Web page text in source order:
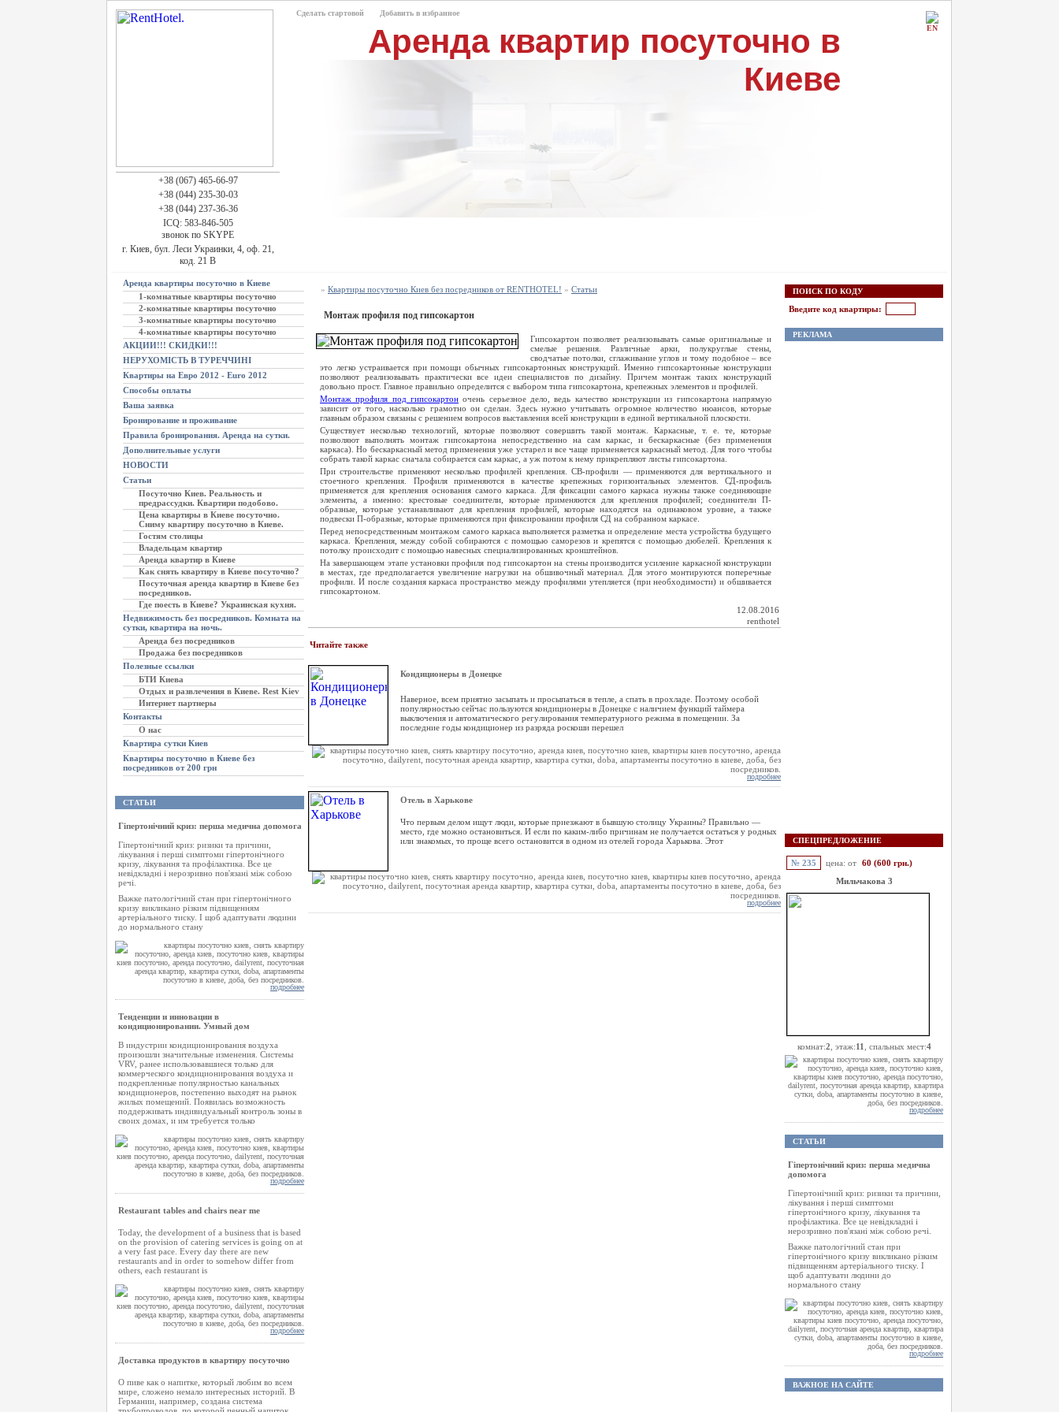
+38 (067) 465-66-97
+38 (044) 235-30-03
+38 (044) 237-36-36
ICQ: 583-846-505
звонок по SKYPE
г. Киев, бул. Леси Украинки, 4, оф. 21,
код. 21 В
Сделать стартовой Добавить в избранное
Аренда квартир посуточно в
Киеве
EN
Аренда квартиры посуточно в Киеве
1-комнатные квартиры посуточно
2-комнатные квартиры посуточно
3-комнатные квартиры посуточно
4-комнатные квартиры посуточно
АКЦИИ!!! СКИДКИ!!!
НЕРУХОМІСТЬ В ТУРЕЧЧИНІ
Квартиры на Евро 2012 - Euro 2012
Способы оплаты
Ваша заявка
Бронирование и проживание
Правила бронирования. Аренда на сутки.
Дополнительные услуги
НОВОСТИ
Статьи
Посуточно Киев. Реальность и
предрассудки. Квартири подобово.
Цена квартиры в Киеве посуточно.
Сниму квартиру посуточно в Киеве.
Гостям столицы
Владельцам квартир
Аренда квартир в Киеве
Как снять квартиру в Киеве посуточно?
Посуточная аренда квартир в Киеве без
посредников.
Где поесть в Киеве? Украинская кухня.
Недвижимость без посредников. Комната на
сутки, квартира на ночь.
Аренда без посредников
Продажа без посредников
Полезные ссылки
БТИ Киева
Отдых и развлечения в Киеве. Rest Kiev
Интернет партнеры
Контакты
О нас
Квартира сутки Киев
Квартиры посуточно в Киеве без
посредников от 200 грн
СТАТЬИ
Гіпертонічний криз: перша медична допомога
Гіпертонічний криз: ризики та причини,
лікування і перші симптоми гіпертонічного
кризу, лікування та профілактика. Все це
невідкладні і нерозривно пов'язані між собою
речі.
Важке патологічний стан при гіпертонічного
кризу викликано різким підвищенням
артеріального тиску. І щоб адаптувати людини
до нормального стану
подробнее
Тенденции и инновации в
кондиционировании. Умный дом
В индустрии кондиционирования воздуха
произошли значительные изменения. Системы
VRV, ранее использовавшиеся только для
коммерческого кондиционирования воздуха и
подкрепленные популярностью канальных
кондиционеров, постепенно выходят на рынок
жилых помещений. Появилась возможность
поддерживать индивидуальный контроль зоны в
своих домах, и им требуется только
подробнее
Restaurant tables and chairs near me
Today, the development of a business that is based
on the provision of catering services is going on at
a very fast pace. Every day there are new
restaurants and in order to somehow differ from
others, each restaurant is
подробнее
Доставка продуктов в квартиру посуточно
О пиве как о напитке, который любим во всем
мире, сложено немало интересных историй. В
Германии, например, создана система
» Квартиры посуточно Киев без посредников от RENTHOTEL! » Статьи
Монтаж профиля под гипсокартон
Гипсокартон позволяет реализовывать самые оригинальные и
смелые решения. Различные арки, полукруглые стены,
сводчатые потолки, сглаживание углов и тому подобное – все
это легко устраивается при помощи обычных гипсокартонных конструкций. Именно гипсокартонные конструкции
позволяют реализовывать практически все идеи специалистов по дизайну. Причем монтаж таких конструкций
довольно прост. Главное правильно определится с выбором типа гипсокартона, крепежных элементов и профилей.
Монтаж профиля под гипсокартон очень серьезное дело, ведь качество конструкции из гипсокартона напрямую
зависит от того, насколько грамотно он сделан. Здесь нужно учитывать огромное количество нюансов, которые
главным образом связаны с решением вопросов выставления всей конструкции в единой вертикальной плоскости.
Существует несколько технологий, которые позволяют совершить такой монтаж. Каркасные, т. е. те, которые
позволяют выполнять монтаж гипсокартона непосредственно на сам каркас, и бескаркасные (без применения
каркаса). Но бескаркасный метод применения уже устарел и все чаще применяется каркасный метод. Для того чтобы
собрать такой каркас сначала собирается сам каркас, а уж потом к нему прикрепляют листы гипсокартона.
При строительстве применяют несколько профилей крепления. СВ-профили — применяются для вертикального и
стоечного крепления. Профиля применяются в качестве крепежных горизонтальных элементов. СД-профиль
применяется для крепления основания самого каркаса. Для фиксации самого каркаса нужны также соединяющие
элементы, а именно: крестовые соединители, которые применяются для крепления профилей; соединители П-
образные, которые устанавливают для крепления профилей, которые находятся на одинаковом уровне, а также
подвески П-образные, которые применяются при фиксировании профиля СД на собранном каркасе.
Перед непосредственным монтажом самого каркаса выполняется разметка и определение места устройства будущего
каркаса. Крепления, между собой собираются с помощью саморезов и крепятся с помощью дюбелей. Крепления к
потолку происходит с помощью навесных специализированных кронштейнов.
На завершающем этапе установки профиля под гипсокартон на стены производится усиление каркасной конструкции
в местах, где предполагается увеличение нагрузки на обшивочный материал. Для этого монтируются поперечные
профили. И после создания каркаса пространство между профилями утепляется (при необходимости) и обшивается
гипсокартоном.
12.08.2016
renthotel
Читайте также
Кондиционеры в Донецке
Наверное, всем приятно засыпать и просыпаться в тепле, а спать в прохладе. Поэтому особой
популярностью сейчас пользуются кондиционеры в Донецке с наличием функций таймера
выключения и автоматического регулирования температурного режима в помещении. За
последние годы кондиционер из разряда роскоши перешел
подробнее
Отель в Харькове
Что первым делом ищут люди, которые приезжают в бывшую столицу Украины? Правильно —
место, где можно остановиться. И если по каким-либо причинам не получается остаться у родных
или знакомых, то проще всего остановится в одном из отелей города Харькова. Этот
подробнее
ПОИСК ПО КОДУ
Введите код квартиры:
РЕКЛАМА
СПЕЦПРЕДЛОЖЕНИЕ
№ 235 цена: от 60 (600 грн.)
Мильчакова 3
комнат:2 , этаж:11 , спальных мест:4
подробнее
СТАТЬИ
Гіпертонічний криз: перша медична
допомога
Гіпертонічний криз: ризики та причини,
лікування і перші симптоми
гіпертонічного кризу, лікування та
профілактика. Все це невідкладні і
нерозривно пов'язані між собою речі.
Важке патологічний стан при
гіпертонічного кризу викликано різким
підвищенням артеріального тиску. І
щоб адаптувати людини до
нормального стану
подробнее
ВАЖНОЕ НА САЙТЕ